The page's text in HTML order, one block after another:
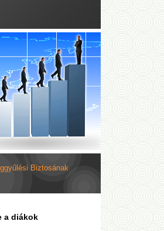
Biztosának
a diákok